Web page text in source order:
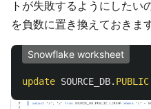
トが失敗するようにしたい
を負数に置き換えておきます
Snowflake worksheet
update SOURCE_DB. PUBLIC